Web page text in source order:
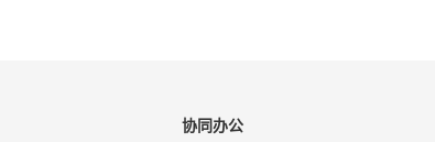
协同办公